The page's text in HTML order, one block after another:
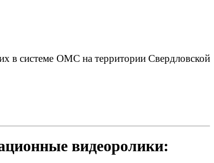
в системе ОМС на территории Свердловской
видеоролики: